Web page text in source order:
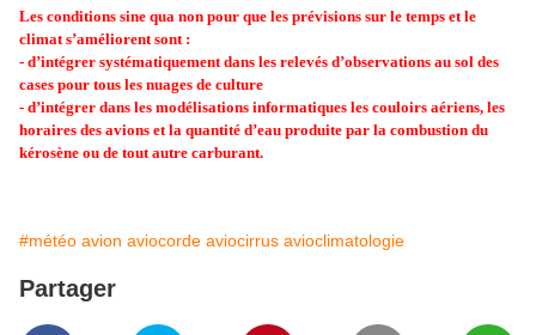
Les conditions sine qua non pour que les prévisions sur le temps et le
climat s’améliorent sont :
- d’intégrer systématiquement dans les relevés d’observations au sol des
cases pour tous les nuages de culture
- d’intégrer dans les modélisations informatiques les couloirs aériens, les
horaires des avions et la quantité d’eau produite par la combustion du
kérosène ou de tout autre carburant.
#météo avion aviocorde aviocirrus avioclimatologie
Partager